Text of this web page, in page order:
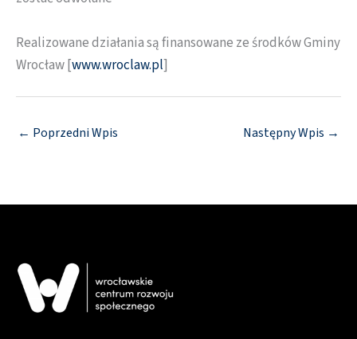
Realizowane działania są finansowane ze środków Gminy
Wrocław [www.wroclaw.pl]
← Poprzedni Wpis Następny Wpis →